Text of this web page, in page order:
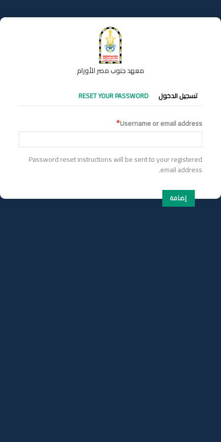
إلى
المحتوى
معهد جنوب مصر للأورام
التبويبات
الأساسية
تسجيل الدخول RESET YOUR PASSWORD
Username or email address
Password reset instructions will be sent to your registered
email address.